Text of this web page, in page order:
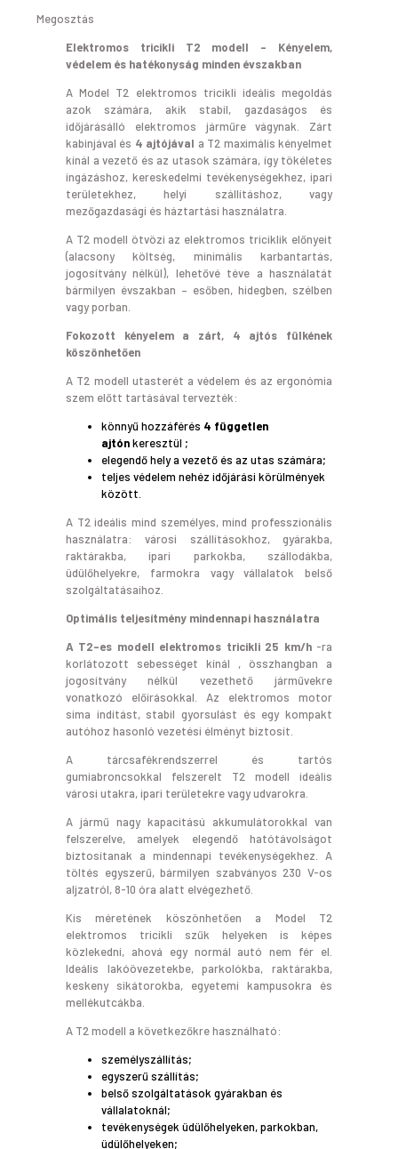
Megosztás
Elektromos tricikli T2 modell – Kényelem,
védelem és hatékonyság minden évszakban
A Model T2 elektromos tricikli ideális megoldás
azok számára, akik stabil, gazdaságos és
időjárásálló elektromos járműre vágynak. Zárt
kabinjával és 4 ajtójával a T2 maximális kényelmet
kínál a vezető és az utasok számára, így tökéletes
ingázáshoz, kereskedelmi tevékenységekhez, ipari
területekhez, helyi szállításhoz, vagy
mezőgazdasági és háztartási használatra.
A T2 modell ötvözi az elektromos triciklik előnyeit
(alacsony költség, minimális karbantartás,
jogosítvány nélkül), lehetővé téve a használatát
bármilyen évszakban – esőben, hidegben, szélben
vagy porban.
Fokozott kényelem a zárt, 4 ajtós fülkének
köszönhetően
A T2 modell utasterét a védelem és az ergonómia
szem előtt tartásával tervezték:
könnyű hozzáférés 4 független
ajtónkeresztül ;
elegendő hely a vezető és az utas számára;
teljes védelem nehéz időjárási körülmények
között.
A T2 ideális mind személyes, mind professzionális
használatra: városi szállításokhoz, gyárakba,
raktárakba, ipari parkokba, szállodákba,
üdülőhelyekre, farmokra vagy vállalatok belső
szolgáltatásaihoz.
Optimális teljesítmény mindennapi használatra
A T2-es modell elektromos tricikli 25 km/h-ra
korlátozott sebességet kínál , összhangban a
jogosítvány nélkül vezethető járművekre
vonatkozó előírásokkal. Az elektromos motor
sima indítást, stabil gyorsulást és egy kompakt
autóhoz hasonló vezetési élményt biztosít.
A tárcsafékrendszerrel és tartós
gumiabroncsokkal felszerelt T2 modell ideális
városi utakra, ipari területekre vagy udvarokra.
A jármű nagy kapacitású akkumulátorokkal van
felszerelve, amelyek elegendő hatótávolságot
biztosítanak a mindennapi tevékenységekhez. A
töltés egyszerű, bármilyen szabványos 230 V-os
aljzatról, 8-10 óra alatt elvégezhető.
Kis méretének köszönhetően a Model T2
elektromos tricikli szűk helyeken is képes
közlekedni, ahová egy normál autó nem fér el.
Ideális lakóövezetekbe, parkolókba, raktárakba,
keskeny sikátorokba, egyetemi kampusokra és
mellékutcákba.
A T2 modell a következőkre használható:
személyszállítás;
egyszerű szállítás;
belső szolgáltatások gyárakban és
vállalatoknál;
tevékenységek üdülőhelyeken, parkokban,
üdülőhelyeken;